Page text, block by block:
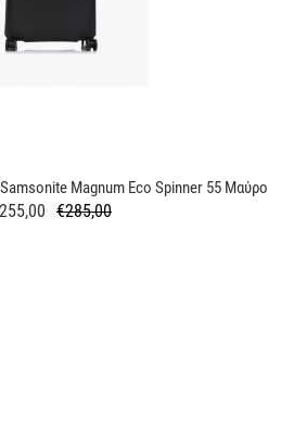
Magnum Eco Spinner 55 Μαύρο
Κανονική
€285,00
Τιμή